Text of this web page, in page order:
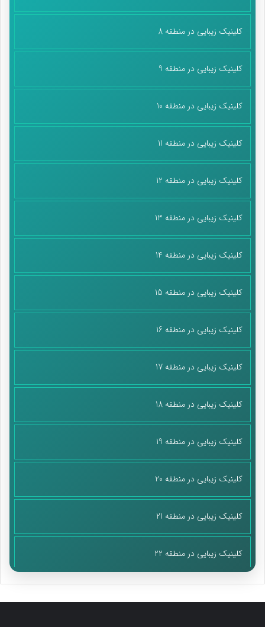
کلینیک زیبایی در منطقه 8
کلینیک زیبایی در منطقه 9
کلینیک زیبایی در منطقه 10
کلینیک زیبایی در منطقه 11
کلینیک زیبایی در منطقه 12
کلینیک زیبایی در منطقه 13
کلینیک زیبایی در منطقه 14
کلینیک زیبایی در منطقه 15
کلینیک زیبایی در منطقه 16
کلینیک زیبایی در منطقه 17
کلینیک زیبایی در منطقه 18
کلینیک زیبایی در منطقه 19
کلینیک زیبایی در منطقه 20
کلینیک زیبایی در منطقه 21
کلینیک زیبایی در منطقه 22